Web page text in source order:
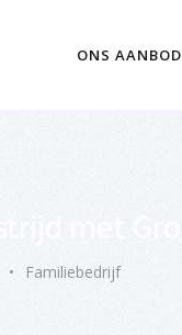
ONS AANBOD
• Familiebedrijf